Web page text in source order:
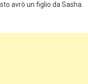
avrò un figlio da Sasha.